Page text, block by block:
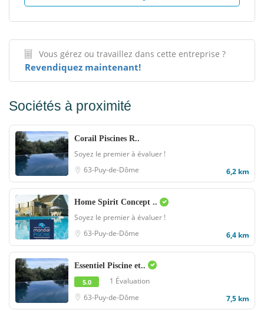
Vous gérez ou travaillez dans cette entreprise ?
Revendiquez maintenant!
Sociétés à proximité
Corail Piscines R..
Soyez le premier à évaluer !
63-Puy-de-Dôme
6,2 km
Home Spirit Concept ..
Soyez le premier à évaluer !
63-Puy-de-Dôme
6,4 km
Essentiel Piscine et..
5.0
1 Évaluation
63-Puy-de-Dôme
7,5 km